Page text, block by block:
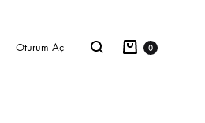
Oturum Aç Ara Sepet
0